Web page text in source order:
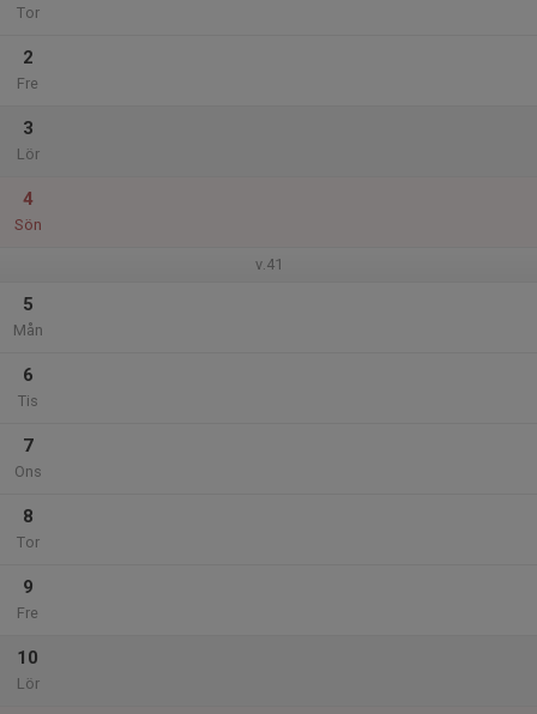
Tor
2
Fre
3
Lör
4
Sön
v.41
5
Mån
6
Tis
7
Ons
8
Tor
9
Fre
10
Lör